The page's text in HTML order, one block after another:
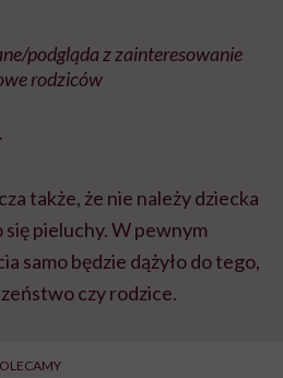
podgląda z zainteresowanie
rodziców
także, że nie należy dziecka
się pieluchy. W pewnym
samo będzie dążyło do tego,
czy rodzice.